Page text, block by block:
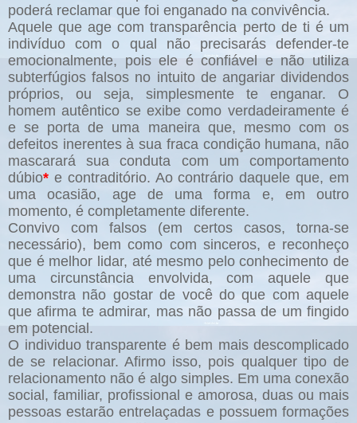
poderá reclamar que foi enganado na convivência.
Aquele que age com transparência perto de ti é um
indivíduo com o qual não precisarás defender-te
emocionalmente, pois ele é confiável e não utiliza
subterfúgios falsos no intuito de angariar dividendos
próprios, ou seja, simplesmente te enganar. O
homem autêntico se exibe como verdadeiramente é
e se porta de uma maneira que, mesmo com os
defeitos inerentes à sua fraca condição humana, não
mascarará sua conduta com um comportamento
dúbio* e contraditório. Ao contrário daquele que, em
uma ocasião, age de uma forma e, em outro
momento, é completamente diferente.
Convivo com falsos (em certos casos, torna-se
necessário), bem como com sinceros, e reconheço
que é melhor lidar, até mesmo pelo conhecimento de
uma circunstância envolvida, com aquele que
demonstra não gostar de você do que com aquele
que afirma te admirar, mas não passa de um fingido
em potencial.
O individuo transparente é bem mais descomplicado
de se relacionar. Afirmo isso, pois qualquer tipo de
relacionamento não é algo simples. Em uma conexão
social, familiar, profissional e amorosa, duas ou mais
pessoas estarão entrelaçadas e possuem formações